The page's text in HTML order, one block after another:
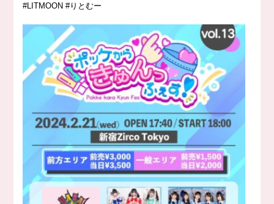
#LITMOON #りとむー